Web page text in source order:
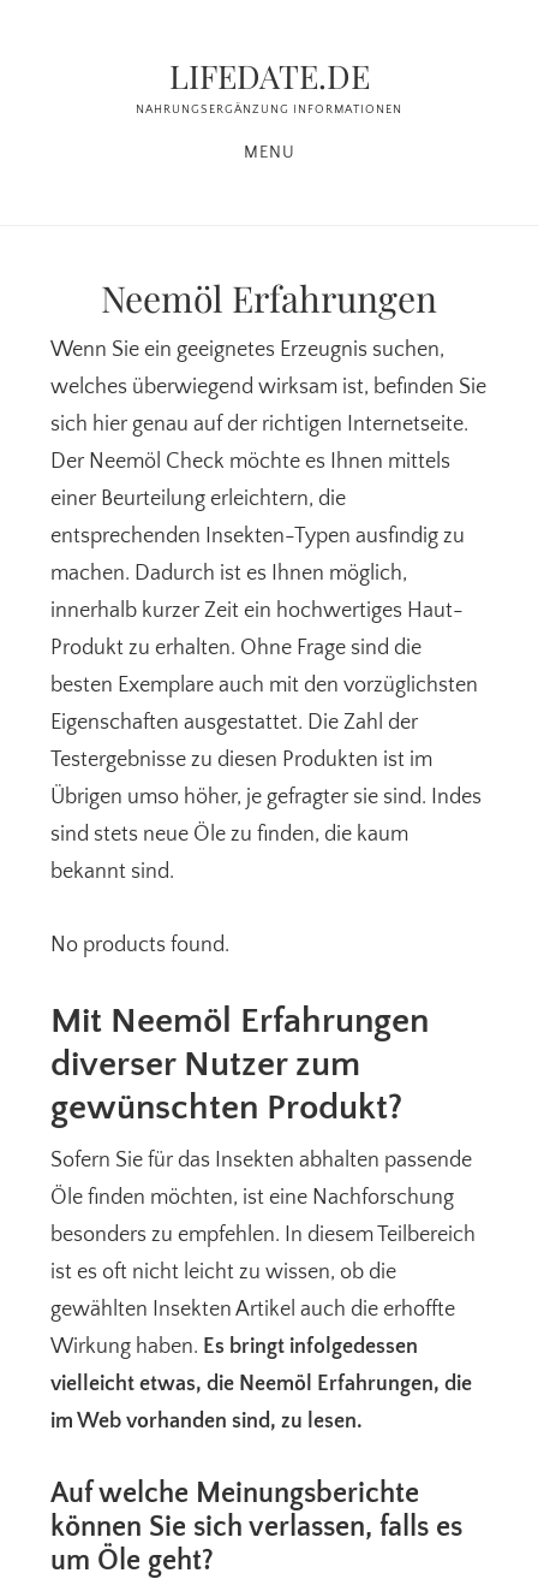
LIFEDATE.DE
NAHRUNGSERGÄNZUNG INFORMATIONEN
MENU
Neemöl Erfahrungen
Wenn Sie ein geeignetes Erzeugnis suchen,
welches überwiegend wirksam ist, befinden Sie
sich hier genau auf der richtigen Internetseite.
Der Neemöl Check möchte es Ihnen mittels
einer Beurteilung erleichtern, die
entsprechenden Insekten-Typen ausfindig zu
machen. Dadurch ist es Ihnen möglich,
innerhalb kurzer Zeit ein hochwertiges Haut-
Produkt zu erhalten. Ohne Frage sind die
besten Exemplare auch mit den vorzüglichsten
Eigenschaften ausgestattet. Die Zahl der
Testergebnisse zu diesen Produkten ist im
Übrigen umso höher, je gefragter sie sind. Indes
sind stets neue Öle zu finden, die kaum
bekannt sind.
No products found.
Mit Neemöl Erfahrungen
diverser Nutzer zum
gewünschten Produkt?
Sofern Sie für das Insekten abhalten passende
Öle finden möchten, ist eine Nachforschung
besonders zu empfehlen. In diesem Teilbereich
ist es oft nicht leicht zu wissen, ob die
gewählten Insekten Artikel auch die erhoffte
Wirkung haben. Es bringt infolgedessen
vielleicht etwas, die Neemöl Erfahrungen, die
im Web vorhanden sind, zu lesen.
Auf welche Meinungsberichte
können Sie sich verlassen, falls es
um Öle geht?